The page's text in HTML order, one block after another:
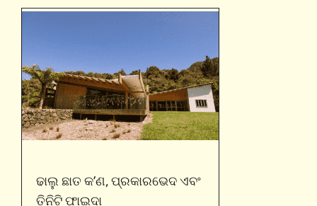
ଢାଲୁ ଛାତ କ’ଣ, ପ୍ରକାରଭେଦ ଏବଂ
ତିନିଟି ଫାଇଦା